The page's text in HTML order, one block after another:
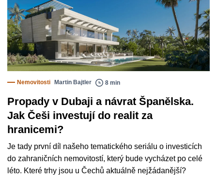
Nemovitosti Martin Bajtler 8 min
Propady v Dubaji a návrat Španělska.
Jak Češi investují do realit za
hranicemi?
Je tady první díl našeho tematického seriálu o investicích
do zahraničních nemovitostí, který bude vycházet po celé
léto. Které trhy jsou u Čechů aktuálně nejžádanější?